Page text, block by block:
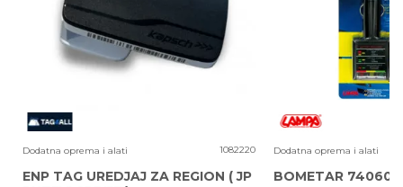
Dodatna oprema i alati 1082220
ENP TAG UREDJAJ ZA REGION ( JP
Dodatna oprema i alati
BOMETAR 74060